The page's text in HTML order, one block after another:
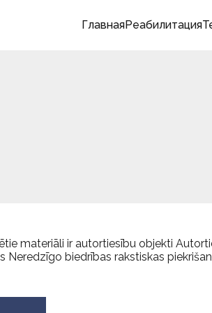
ГлавнаяРеабилитация
materiāli ir autortiesību objekti
biedrības rakstiskas